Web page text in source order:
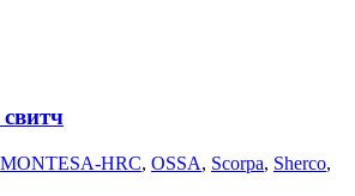
MONTESA-HRC, OSSA, Scorpa, Sherco,